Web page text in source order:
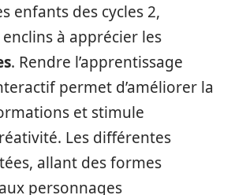
enfants des cycles 2,
à apprécier les
. Rendre l’apprentissage
permet d’améliorer la
et stimule
Les différentes
allant des formes
personnages